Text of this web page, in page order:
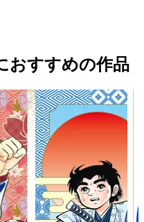
おすすめの作品